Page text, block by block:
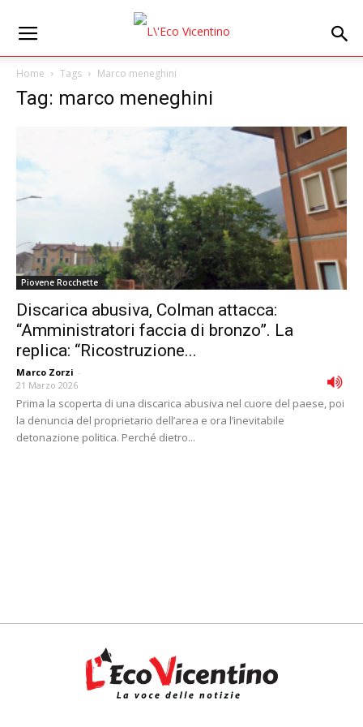
Home Tags Marco meneghini
Tag: marco meneghini
Piovene Rocchette
Discarica abusiva, Colman attacca:
“Amministratori faccia di bronzo”. La
replica: “Ricostruzione...
Marco Zorzi -
21 Marzo 2026
Prima la scoperta di una discarica abusiva nel cuore del paese, poi
la denuncia del proprietario dell’area e ora l’inevitabile
detonazione politica. Perché dietro...